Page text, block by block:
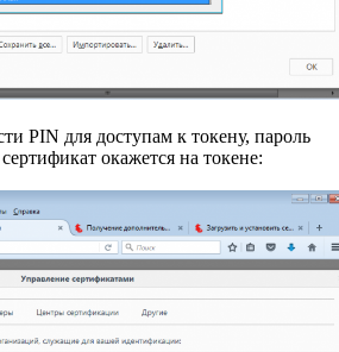
PIN для доступам к токену, пароль
окажется на токене: